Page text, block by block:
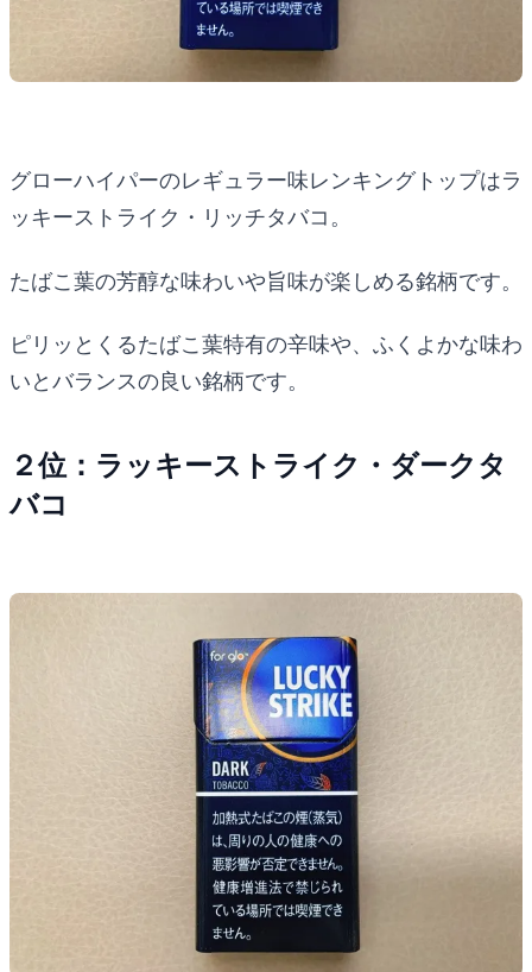
グローハイパーのレギュラー味レンキングトップはラ
ッキーストライク・リッチタバコ。
たばこ葉の芳醇な味わいや旨味が楽しめる銘柄です。
ピリッとくるたばこ葉特有の辛味や、ふくよかな味わ
いとバランスの良い銘柄です。
２位：ラッキーストライク・ダークタ
バコ